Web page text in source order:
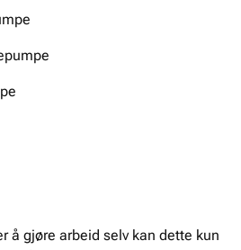
å gjøre arbeid selv kan dette kun